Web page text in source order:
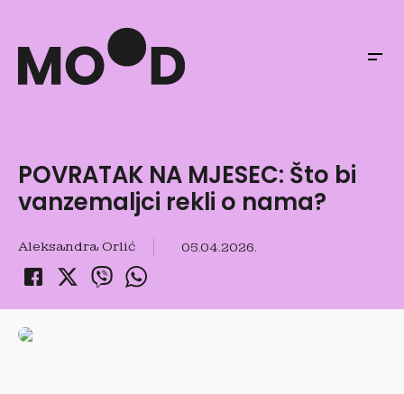
POVRATAK NA MJESEC: Što bi
vanzemaljci rekli o nama?
Aleksandra Orlić 05.04.2026.